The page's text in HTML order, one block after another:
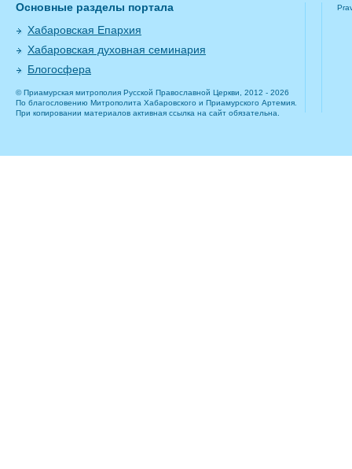
Основные разделы портала
Хабаровская Епархия
Хабаровская духовная семинария
Блогосфера
© Приамурская митрополия Русской Православной Церкви, 2012 - 2026
По благословению Митрополита Хабаровского и Приамурского Артемия.
При копировании материалов активная ссылка на сайт обязательна.